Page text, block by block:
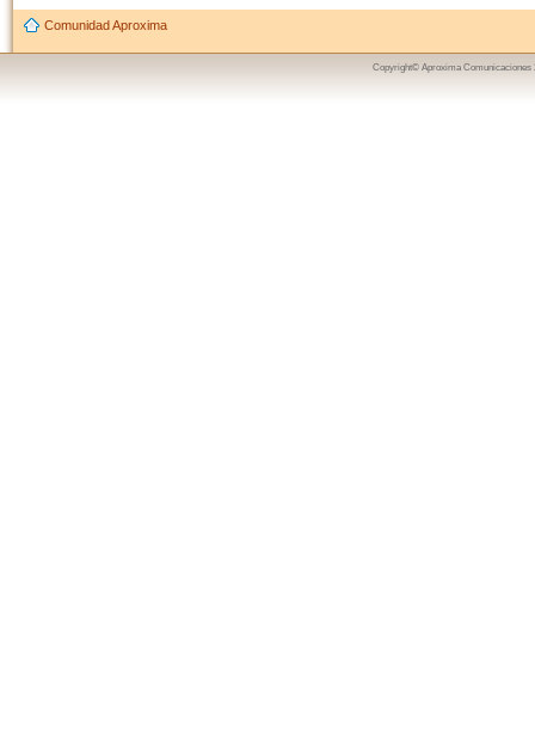
Comunidad Aproxima
Copyright© Aproxima Comunicaciones